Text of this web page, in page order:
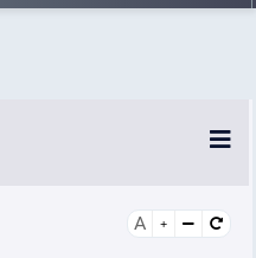
A